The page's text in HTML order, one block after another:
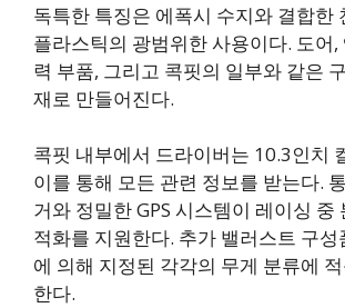
독특한 특징은 에폭시 수지와 결합한
플라스틱의 광범위한 사용이다. 도어,
력 부품, 그리고 콕핏의 일부와 같은
재로 만들어진다.
콕핏 내부에서 드라이버는 10.3인치
이를 통해 모든 관련 정보를 받는다.
거와 정밀한 GPS 시스템이 레이싱 중
적화를 지원한다. 추가 밸러스트 구성
에 의해 지정된 각각의 무게 분류에
한다.